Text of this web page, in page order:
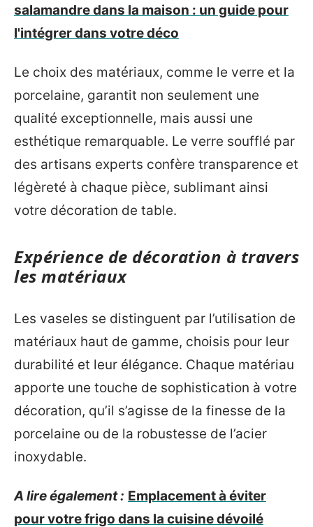
salamandre dans la maison : un guide pour
l'intégrer dans votre déco
Le choix des matériaux, comme le verre et la
porcelaine, garantit non seulement une
qualité exceptionnelle, mais aussi une
esthétique remarquable. Le verre soufflé par
des artisans experts confère transparence et
légèreté à chaque pièce, sublimant ainsi
votre décoration de table.
Expérience de décoration à travers
les matériaux
Les vaseles se distinguent par l’utilisation de
matériaux haut de gamme, choisis pour leur
durabilité et leur élégance. Chaque matériau
apporte une touche de sophistication à votre
décoration, qu’il s’agisse de la finesse de la
porcelaine ou de la robustesse de l’acier
inoxydable.
A lire également : Emplacement à éviter
pour votre frigo dans la cuisine dévoilé